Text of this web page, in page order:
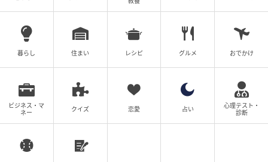
暮らし 住まい レシピ グルメ おでかけ
ビジネス・マ
ネー
クイズ 恋愛 占い
心理テスト・
診断